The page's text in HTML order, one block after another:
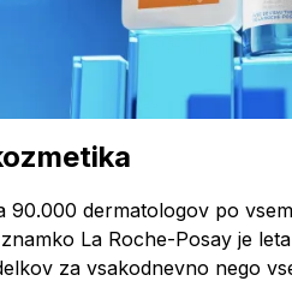
90.000 dermatologov po
La Roche-Posay je
za vsakodnevno nego